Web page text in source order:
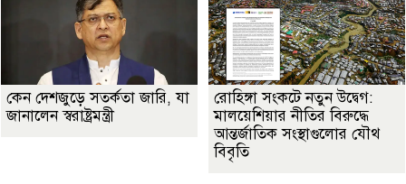
কেন দেশজুড়ে সতর্কতা জারি, যা
জানালেন স্বরাষ্ট্রমন্ত্রী
রোহিঙ্গা সংকটে নতুন উদ্বেগ:
মালয়েশিয়ার নীতির বিরুদ্ধে
আন্তর্জাতিক সংস্থাগুলোর যৌথ
বিবৃতি